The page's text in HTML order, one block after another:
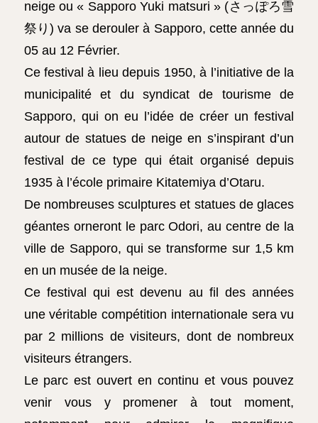
neige ou « Sapporo Yuki matsuri » (さっぽろ雪
祭り) va se derouler à Sapporo, cette année du
05 au 12 Février.
Ce festival à lieu depuis 1950, à l’initiative de la
municipalité et du syndicat de tourisme de
Sapporo, qui on eu l’idée de créer un festival
autour de statues de neige en s’inspirant d’un
festival de ce type qui était organisé depuis
1935 à l’école primaire Kitatemiya d’Otaru.
De nombreuses sculptures et statues de glaces
géantes orneront le parc Odori, au centre de la
ville de Sapporo, qui se transforme sur 1,5 km
en un musée de la neige.
Ce festival qui est devenu au fil des années
une véritable compétition internationale sera vu
par 2 millions de visiteurs, dont de nombreux
visiteurs étrangers.
Le parc est ouvert en continu et vous pouvez
venir vous y promener à tout moment,